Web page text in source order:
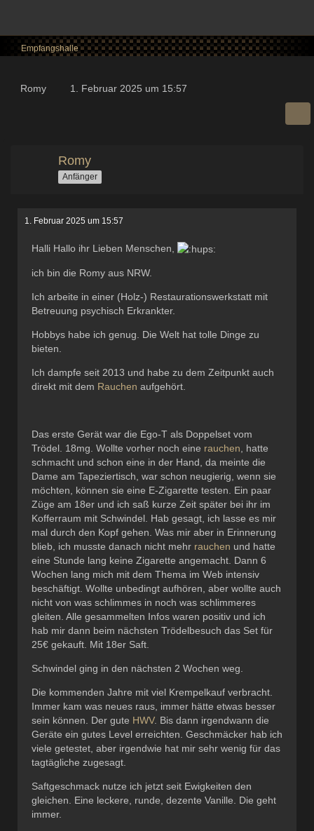
Empfangshalle
Romy 1. Februar 2025 um 15:57
Romy
Anfänger
1. Februar 2025 um 15:57
Halli Hallo ihr Lieben Menschen,
ich bin die Romy aus NRW.
Ich arbeite in einer (Holz-) Restaurationswerkstatt mit
Betreuung psychisch Erkrankter.
Hobbys habe ich genug. Die Welt hat tolle Dinge zu
bieten.
Ich dampfe seit 2013 und habe zu dem Zeitpunkt auch
direkt mit dem Rauchen aufgehört.
Das erste Gerät war die Ego-T als Doppelset vom
Trödel. 18mg. Wollte vorher noch eine rauchen, hatte
schmacht und schon eine in der Hand, da meinte die
Dame am Tapeziertisch, war schon neugierig, wenn sie
möchten, können sie eine E-Zigarette testen. Ein paar
Züge am 18er und ich saß kurze Zeit später bei ihr im
Kofferraum mit Schwindel. Hab gesagt, ich lasse es mir
mal durch den Kopf gehen. Was mir aber in Erinnerung
blieb, ich musste danach nicht mehr rauchen und hatte
eine Stunde lang keine Zigarette angemacht. Dann 6
Wochen lang mich mit dem Thema im Web intensiv
beschäftigt. Wollte unbedingt aufhören, aber wollte auch
nicht von was schlimmes in noch was schlimmeres
gleiten. Alle gesammelten Infos waren positiv und ich
hab mir dann beim nächsten Trödelbesuch das Set für
25€ gekauft. Mit 18er Saft.
Schwindel ging in den nächsten 2 Wochen weg.
Die kommenden Jahre mit viel Krempelkauf verbracht.
Immer kam was neues raus, immer hätte etwas besser
sein können. Der gute HWV. Bis dann irgendwann die
Geräte ein gutes Level erreichten. Geschmäcker hab ich
viele getestet, aber irgendwie hat mir sehr wenig für das
tagtägliche zugesagt.
Saftgeschmack nutze ich jetzt seit Ewigkeiten den
gleichen. Eine leckere, runde, dezente Vanille. Die geht
immer.